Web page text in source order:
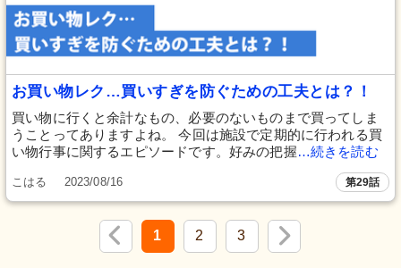
お買い物レク…買いすぎを防ぐための工夫とは？！
買い物に行くと余計なもの、必要のないものまで買ってしま
うことってありますよね。 今回は施設で定期的に行われる買
い物行事に関するエピソードです。好みの把握…続きを読む
こはる 2023/08/16 第29話
1 2 3